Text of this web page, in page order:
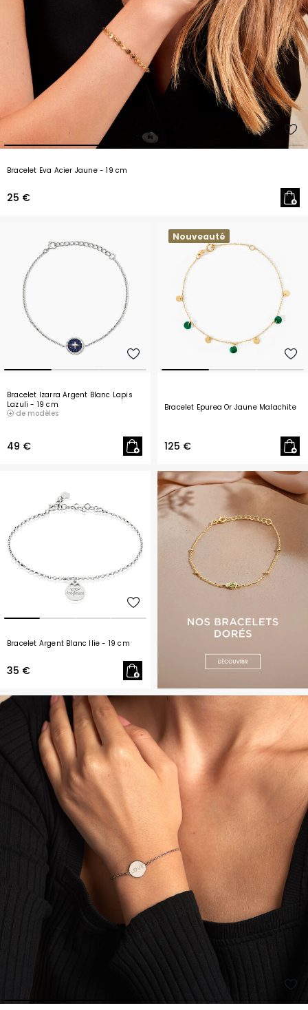
Bracelet Eva Acier Jaune - 19 cm
25 €
Bracelet Izarra Argent Blanc Lapis
Lazuli- 19 cm
de modèles
49 €
Nouveauté
Bracelet Epurea Or Jaune Malachite
125 €
Bracelet Argent Blanc Ilie- 19 cm
35 €